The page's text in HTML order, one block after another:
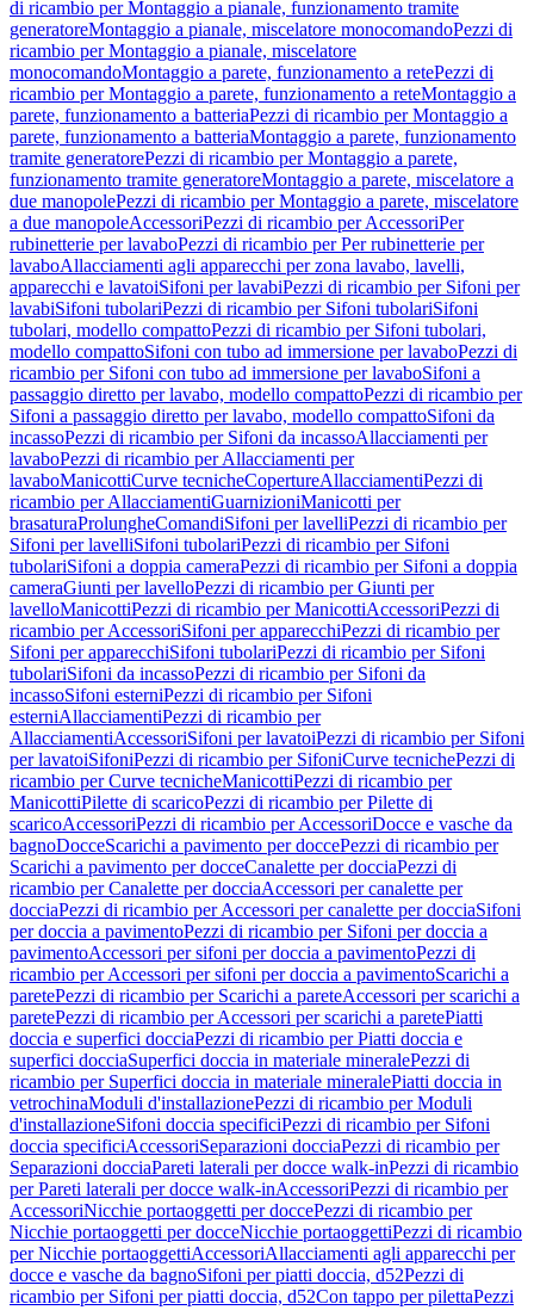
di ricambio per Montaggio a pianale, funzionamento tramite
generatoreMontaggio a pianale, miscelatore monocomandoPezzi di
ricambio per Montaggio a pianale, miscelatore
monocomandoMontaggio a parete, funzionamento a retePezzi di
ricambio per Montaggio a parete, funzionamento a reteMontaggio a
parete, funzionamento a batteriaPezzi di ricambio per Montaggio a
parete, funzionamento a batteriaMontaggio a parete, funzionamento
tramite generatorePezzi di ricambio per Montaggio a parete,
funzionamento tramite generatoreMontaggio a parete, miscelatore a
due manopolePezzi di ricambio per Montaggio a parete, miscelatore
a due manopoleAccessoriPezzi di ricambio per AccessoriPer
rubinetterie per lavaboPezzi di ricambio per Per rubinetterie per
lavaboAllacciamenti agli apparecchi per zona lavabo, lavelli,
apparecchi e lavatoiSifoni per lavabiPezzi di ricambio per Sifoni per
lavabiSifoni tubolariPezzi di ricambio per Sifoni tubolariSifoni
tubolari, modello compattoPezzi di ricambio per Sifoni tubolari,
modello compattoSifoni con tubo ad immersione per lavaboPezzi di
ricambio per Sifoni con tubo ad immersione per lavaboSifoni a
passaggio diretto per lavabo, modello compattoPezzi di ricambio per
Sifoni a passaggio diretto per lavabo, modello compattoSifoni da
incassoPezzi di ricambio per Sifoni da incassoAllacciamenti per
lavaboPezzi di ricambio per Allacciamenti per
lavaboManicottiCurve tecnicheCopertureAllacciamentiPezzi di
ricambio per AllacciamentiGuarnizioniManicotti per
brasaturaProlungheComandiSifoni per lavelliPezzi di ricambio per
Sifoni per lavelliSifoni tubolariPezzi di ricambio per Sifoni
tubolariSifoni a doppia cameraPezzi di ricambio per Sifoni a doppia
cameraGiunti per lavelloPezzi di ricambio per Giunti per
lavelloManicottiPezzi di ricambio per ManicottiAccessoriPezzi di
ricambio per AccessoriSifoni per apparecchiPezzi di ricambio per
Sifoni per apparecchiSifoni tubolariPezzi di ricambio per Sifoni
tubolariSifoni da incassoPezzi di ricambio per Sifoni da
incassoSifoni esterniPezzi di ricambio per Sifoni
esterniAllacciamentiPezzi di ricambio per
AllacciamentiAccessoriSifoni per lavatoiPezzi di ricambio per Sifoni
per lavatoiSifoniPezzi di ricambio per SifoniCurve tecnichePezzi di
ricambio per Curve tecnicheManicottiPezzi di ricambio per
ManicottiPilette di scaricoPezzi di ricambio per Pilette di
scaricoAccessoriPezzi di ricambio per AccessoriDocce e vasche da
bagnoDocceScarichi a pavimento per doccePezzi di ricambio per
Scarichi a pavimento per docceCanalette per docciaPezzi di
ricambio per Canalette per docciaAccessori per canalette per
docciaPezzi di ricambio per Accessori per canalette per docciaSifoni
per doccia a pavimentoPezzi di ricambio per Sifoni per doccia a
pavimentoAccessori per sifoni per doccia a pavimentoPezzi di
ricambio per Accessori per sifoni per doccia a pavimentoScarichi a
paretePezzi di ricambio per Scarichi a pareteAccessori per scarichi a
paretePezzi di ricambio per Accessori per scarichi a paretePiatti
doccia e superfici docciaPezzi di ricambio per Piatti doccia e
superfici docciaSuperfici doccia in materiale mineralePezzi di
ricambio per Superfici doccia in materiale mineralePiatti doccia in
vetrochinaModuli d'installazionePezzi di ricambio per Moduli
d'installazioneSifoni doccia specificiPezzi di ricambio per Sifoni
doccia specificiAccessoriSeparazioni docciaPezzi di ricambio per
Separazioni docciaPareti laterali per docce walk-inPezzi di ricambio
per Pareti laterali per docce walk-inAccessoriPezzi di ricambio per
AccessoriNicchie portaoggetti per doccePezzi di ricambio per
Nicchie portaoggetti per docceNicchie portaoggettiPezzi di ricambio
per Nicchie portaoggettiAccessoriAllacciamenti agli apparecchi per
docce e vasche da bagnoSifoni per piatti doccia, d52Pezzi di
ricambio per Sifoni per piatti doccia, d52Con tappo per pilettaPezzi